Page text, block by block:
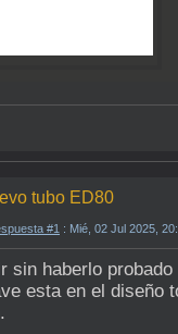
tubo ED80
#1 : Mié, 02 Jul 2025,
sin haberlo
esta en el diseño